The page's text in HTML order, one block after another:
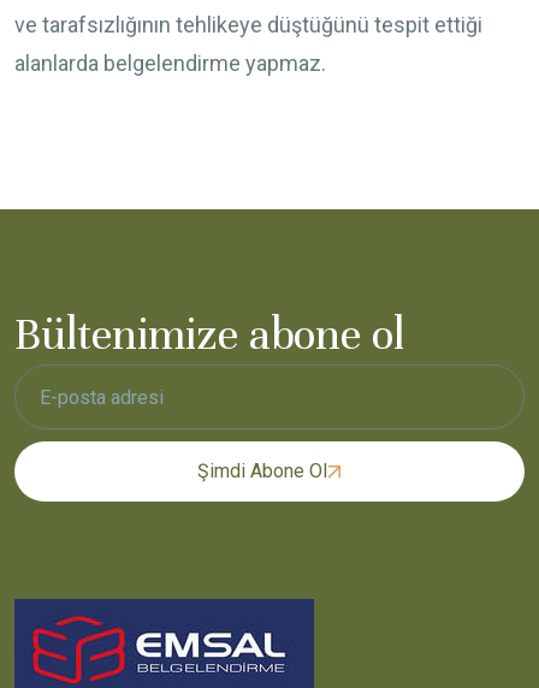
ve tarafsızlığının tehlikeye düştüğünü tespit ettiği
alanlarda belgelendirme yapmaz.
Bültenimize abone ol
Şimdi Abone Ol